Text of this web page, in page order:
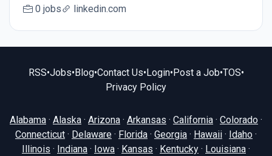
0 jobs linkedin.com
RSS•Jobs•Blog•Contact Us•Login•Post a Job•TOS•
Privacy Policy
Alabama · Alaska · Arizona · Arkansas · California · Colorado ·
Connecticut · Delaware · Florida · Georgia · Hawaii · Idaho ·
Illinois · Indiana · Iowa · Kansas · Kentucky · Louisiana ·